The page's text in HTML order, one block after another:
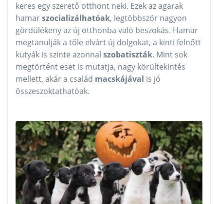
keres egy szerető otthont neki. Ezek az agarak
hamarszocializálhatóak, legtöbbször nagyon
gördülékeny az új otthonba való beszokás. Hamar
megtanulják a tőle elvárt új dolgokat, a kinti felnőtt
kutyák is szinte azonnal szobatiszták. Mint sok
megtörtént eset is mutatja, nagy körültekintés
mellett, akár a család macskájával is jó
összeszoktathatóak.